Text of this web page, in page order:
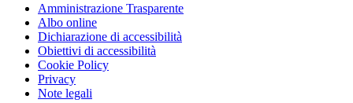
Amministrazione Trasparente
Albo online
Dichiarazione di accessibilità
Obiettivi di accessibilità
Cookie Policy
Privacy
Note legali